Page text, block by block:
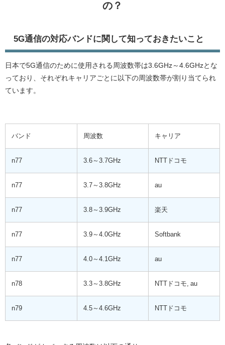
の？
5G通信の対応バンドに関して知っておきたいこと
日本で5G通信のために使用される周波数帯は3.6GHz～4.6GHzとな
っており、それぞれキャリアごとに以下の周波数帯が割り当てられ
ています。
バンド 周波数 キャリア
n77 3.6～3.7GHz NTTドコモ
n77 3.7～3.8GHz au
n77 3.8～3.9GHz 楽天
n77 3.9～4.0GHz Softbank
n77 4.0～4.1GHz au
n78 3.3～3.8GHz NTTドコモ, au
n79 4.5～4.6GHz NTTドコモ